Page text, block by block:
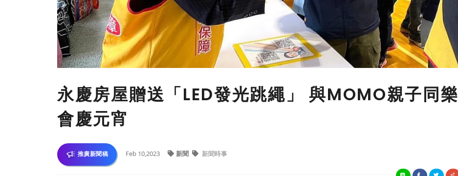
永慶房屋贈送「LED發光跳繩」 與MOMO親子同樂
會慶元宵
推廣新聞稿 Feb 10,2023 新聞 新聞時事